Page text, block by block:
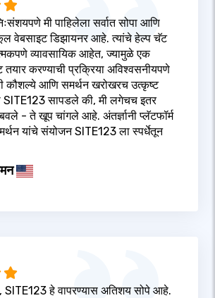
मी पाहिलेला सर्वात सोपा आणि
वेबसाइट डिझायनर आहे. त्यांचे हेल्प चॅट
व्यावसायिक आहेत, ज्यामुळे एक
तयार करण्याची प्रक्रिया अविश्वसनीयपणे
कौशल्ये आणि समर्थन खरोखरच उत्कृष्ट
सापडले की, मी लगेचच इतर
- ते खूप चांगले आहे. अंतर्ज्ञानी प्लॅटफॉर्म
यांचे संयोजन SITE123 ला स्पर्धेतून
SITE123 हे वापरण्यास अतिशय सोपे आहे.